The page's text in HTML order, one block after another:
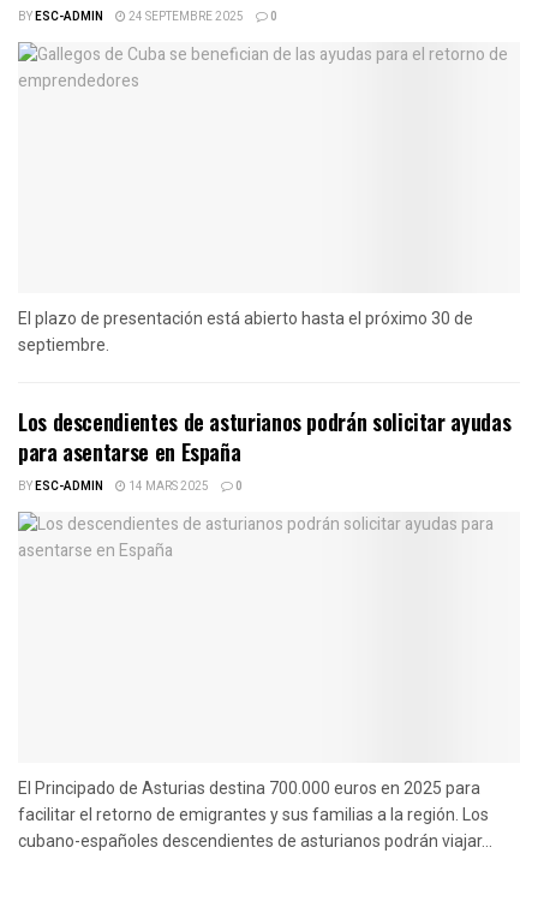
BYESC-ADMIN 24 SEPTEMBRE 2025 0
El plazo de presentación está abierto hasta el próximo 30 de
septiembre.
Los descendientes de asturianos podrán solicitar ayudas
para asentarse en España
BYESC-ADMIN 14 MARS 2025 0
El Principado de Asturias destina 700.000 euros en 2025 para
facilitar el retorno de emigrantes y sus familias a la región. Los
cubano-españoles descendientes de asturianos podrán viajar...